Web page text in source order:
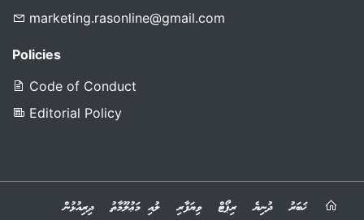
marketing.rasonline@gmail.com
Policies
Code of Conduct
Editorial Policy
ޚަބަރު ދުނިޔެ ރިޕޯޓް ވިޔަފާރި ލުއި މަޢުލޫމާތު
ދިރިއުޅުން